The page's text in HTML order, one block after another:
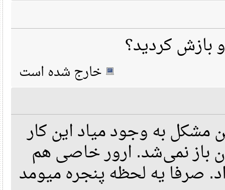
خارج شده است
مشکل به وجود میاد این کار
باز نمی‌شد. ارور خاصی هم
صرفا یه لحظه پنجره میومد